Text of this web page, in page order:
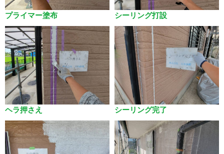
プライマー塗布 シーリング打設
ヘラ押さえ シーリング完了